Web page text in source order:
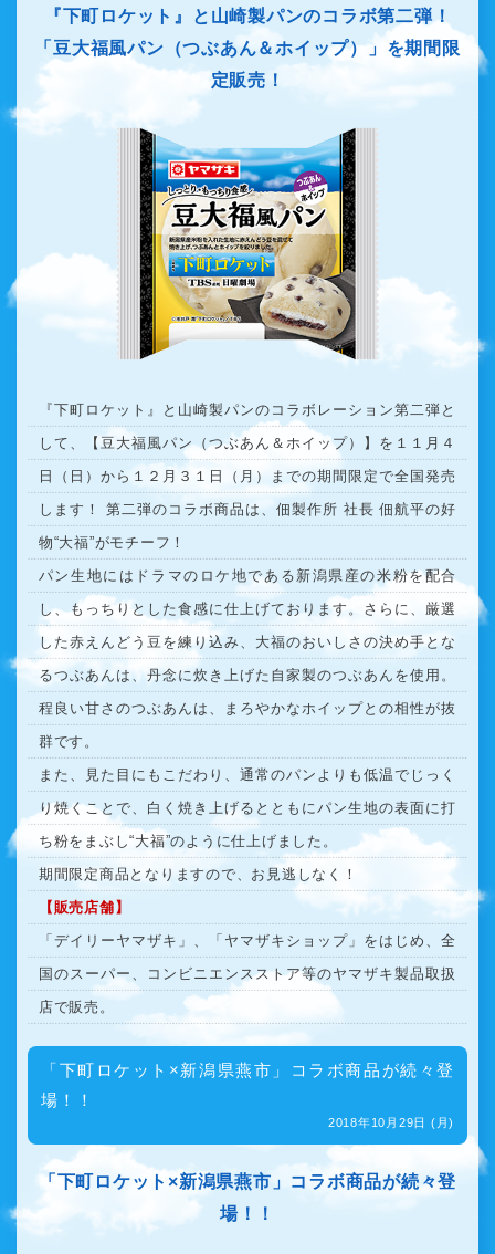
『下町ロケット』と山崎製パンのコラボ第二弾！
「豆大福風パン（つぶあん＆ホイップ）」を期間限
定販売！
『下町ロケット』と山崎製パンのコラボレーション第二弾と
して、【豆大福風パン（つぶあん＆ホイップ）】を１１月４
日（日）から１２月３１日（月）までの期間限定で全国発売
します！ 第二弾のコラボ商品は、佃製作所 社長 佃航平の好
物“大福”がモチーフ！
パン生地にはドラマのロケ地である新潟県産の米粉を配合
し、もっちりとした食感に仕上げております。さらに、厳選
した赤えんどう豆を練り込み、大福のおいしさの決め手とな
るつぶあんは、丹念に炊き上げた自家製のつぶあんを使用。
程良い甘さのつぶあんは、まろやかなホイップとの相性が抜
群です。
また、見た目にもこだわり、通常のパンよりも低温でじっく
り焼くことで、白く焼き上げるとともにパン生地の表面に打
ち粉をまぶし“大福”のように仕上げました。
期間限定商品となりますので、お見逃しなく！
【販売店舗】
「デイリーヤマザキ」、「ヤマザキショップ」をはじめ、全
国のスーパー、コンビニエンスストア等のヤマザキ製品取扱
店で販売。
「下町ロケット×新潟県燕市」コラボ商品が続々登
場！！
2018年10月29日 (月)
「下町ロケット×新潟県燕市」コラボ商品が続々登
場！！